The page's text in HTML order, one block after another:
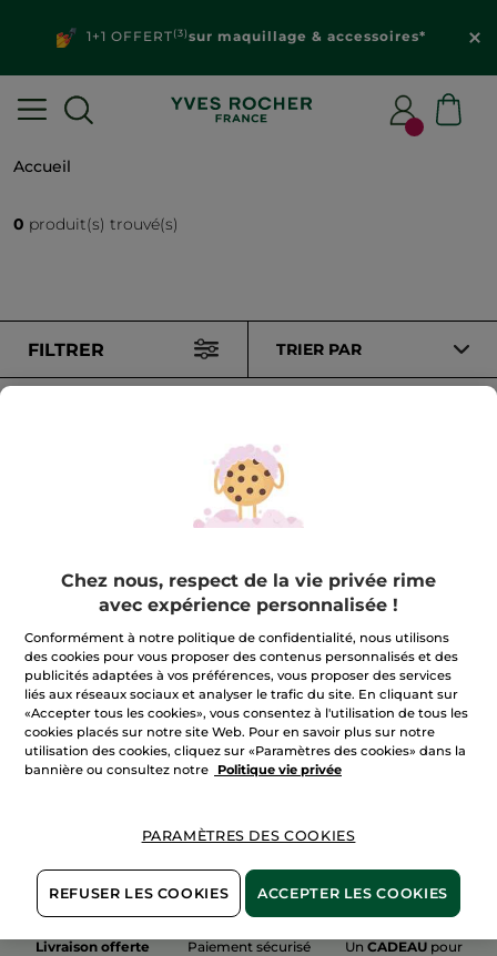
1+1 OFFERT(3)sur maquillage & accessoires*
Accueil
0 produit(s) trouvé(s)
FILTRER TRIER PAR
100%
actifs
végétaux
60 hectares de
champs biologiques
Voir plus
Livraison offerte
Paiement sécurisé UnCADEAU pour
Chez nous, respect de la vie privée rime
avec expérience personnalisée !
Conformément à notre politique de confidentialité, nous utilisons
des cookies pour vous proposer des contenus personnalisés et des
publicités adaptées à vos préférences, vous proposer des services
liés aux réseaux sociaux et analyser le trafic du site. En cliquant sur
«Accepter tous les cookies», vous consentez à l'utilisation de tous les
cookies placés sur notre site Web. Pour en savoir plus sur notre
utilisation des cookies, cliquez sur «Paramètres des cookies» dans la
bannière ou consultez notre
Politique vie privée
PARAMÈTRES DES COOKIES
REFUSER LES COOKIES ACCEPTER LES COOKIES